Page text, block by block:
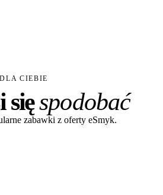
CIEBIE
sięspodobać
zabawki z oferty eSmyk.